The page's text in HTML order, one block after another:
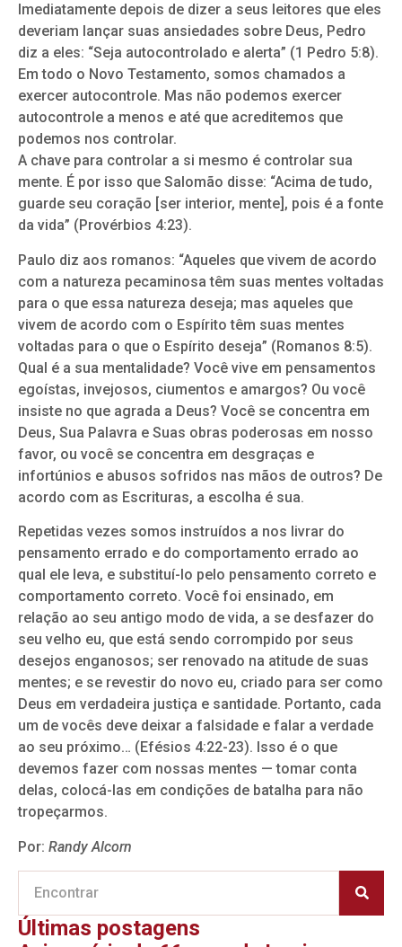
Imediatamente depois de dizer a seus leitores que eles
deveriam lançar suas ansiedades sobre Deus, Pedro
diz a eles: “Seja autocontrolado e alerta” (1 Pedro 5:8).
Em todo o Novo Testamento, somos chamados a
exercer autocontrole. Mas não podemos exercer
autocontrole a menos e até que acreditemos que
podemos nos controlar.
A chave para controlar a si mesmo é controlar sua
mente. É por isso que Salomão disse: “Acima de tudo,
guarde seu coração [ser interior, mente], pois é a fonte
da vida” (Provérbios 4:23).
Paulo diz aos romanos: “Aqueles que vivem de acordo
com a natureza pecaminosa têm suas mentes voltadas
para o que essa natureza deseja; mas aqueles que
vivem de acordo com o Espírito têm suas mentes
voltadas para o que o Espírito deseja” (Romanos 8:5).
Qual é a sua mentalidade? Você vive em pensamentos
egoístas, invejosos, ciumentos e amargos? Ou você
insiste no que agrada a Deus? Você se concentra em
Deus, Sua Palavra e Suas obras poderosas em nosso
favor, ou você se concentra em desgraças e
infortúnios e abusos sofridos nas mãos de outros? De
acordo com as Escrituras, a escolha é sua.
Repetidas vezes somos instruídos a nos livrar do
pensamento errado e do comportamento errado ao
qual ele leva, e substituí-lo pelo pensamento correto e
comportamento correto. Você foi ensinado, em
relação ao seu antigo modo de vida, a se desfazer do
seu velho eu, que está sendo corrompido por seus
desejos enganosos; ser renovado na atitude de suas
mentes; e se revestir do novo eu, criado para ser como
Deus em verdadeira justiça e santidade. Portanto, cada
um de vocês deve deixar a falsidade e falar a verdade
ao seu próximo… (Efésios 4:22-23). Isso é o que
devemos fazer com nossas mentes — tomar conta
delas, colocá-las em condições de batalha para não
tropeçarmos.
Por: Randy Alcorn
Últimas postagens